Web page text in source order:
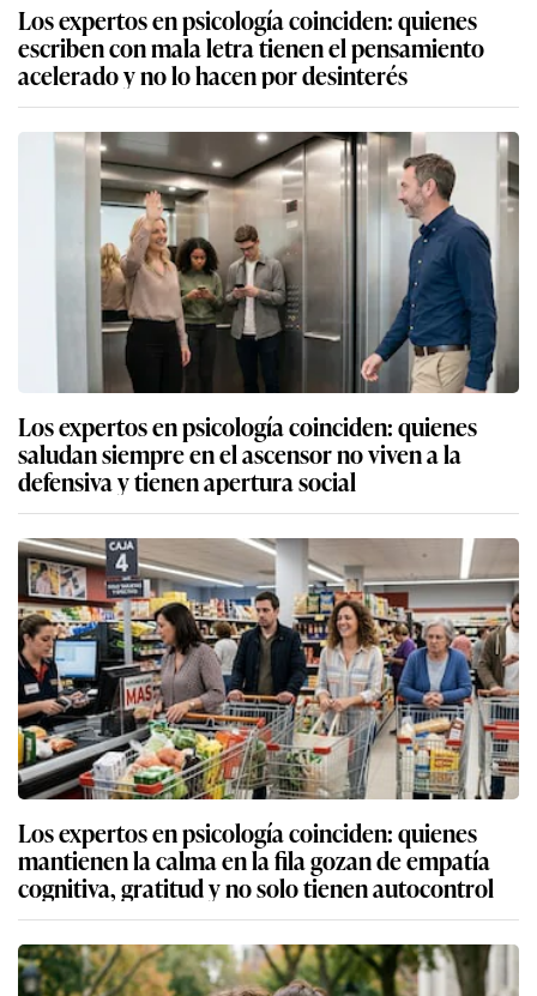
Los expertos en psicología coinciden: quienes
escriben con mala letra tienen el pensamiento
acelerado y no lo hacen por desinterés
Los expertos en psicología coinciden: quienes
saludan siempre en el ascensor no viven a la
defensiva y tienen apertura social
Los expertos en psicología coinciden: quienes
mantienen la calma en la fila gozan de empatía
cognitiva, gratitud y no solo tienen autocontrol